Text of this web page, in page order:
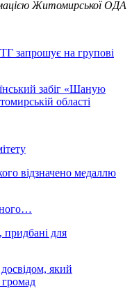
Житомирської ОДА
ТГ запрошує на групові
забіг «Шаную
області
відзначено медаллю
для
який
громад